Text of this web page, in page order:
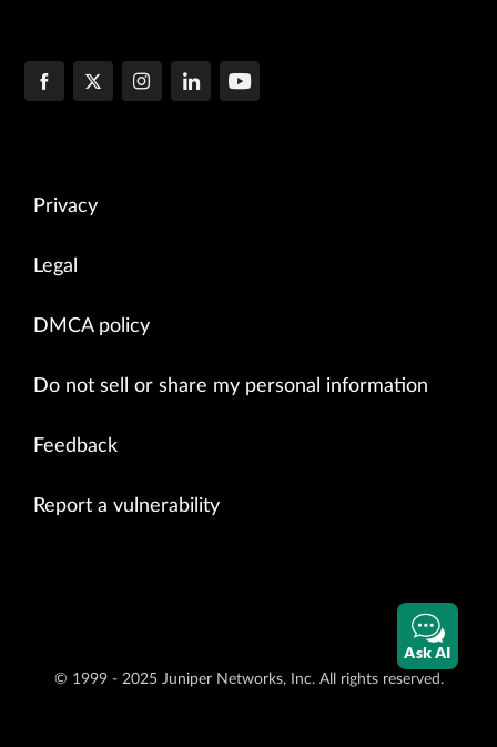
Privacy
Legal
DMCA policy
Do not sell or share my personal information
Feedback
Report a vulnerability
© 1999 - 2025 Juniper Networks, Inc. All rights reserved.
Ask AI